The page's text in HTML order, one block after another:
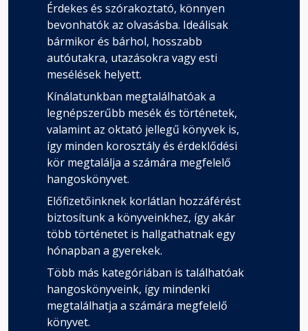
Érdekes és szórakoztató, könnyen
bevonhatók az olvasásba. Ideálisak
bármikor és bárhol, hosszabb
autóutakra, utazásokra vagy esti
mesélések helyett.
Kínálatunkban megtalálhatóak a
legnépszerűbb mesék és történetek,
valamint az oktató jellegű könyvek is,
így minden korosztály és érdeklődési
kör megtalálja a számára megfelelő
hangoskönyvet.
Előfizetőinknek korlátlan hozzáférést
biztosítunk a könyveinkhez, így akár
több történetet is hallgathatnak egy
hónapban a gyerekek.
Több más kategóriában is találhatóak
hangoskönyveink, így mindenki
megtalálhatja a számára megfelelő
könyvet.